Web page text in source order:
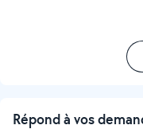
Répond à vos